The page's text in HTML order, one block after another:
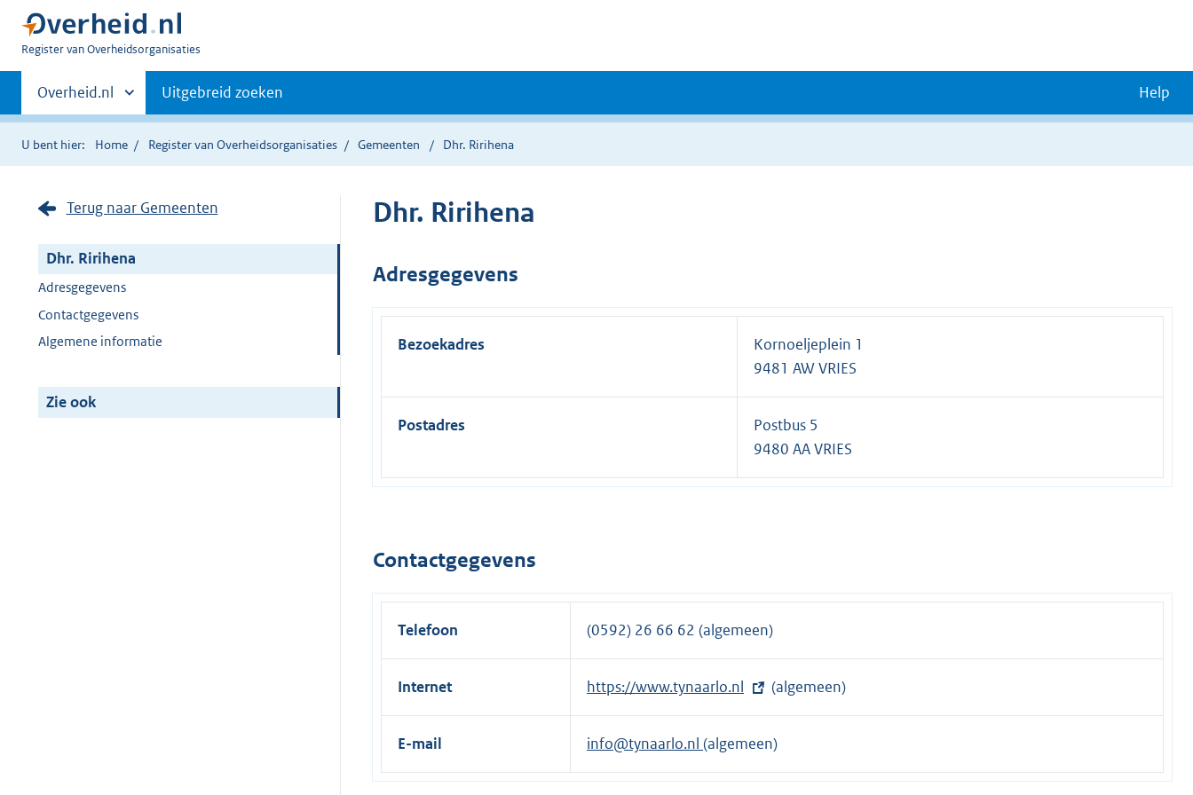
U
Register van Overheidsorganisaties
Primaire
navigatie
Andere
sites
binnen
Overheid.nl Uitgebreid zoeken Help
U bent hier: Home Register van Overheidsorganisaties Gemeenten Dhr. Ririhena
Terug naar Gemeenten
Dhr. Ririhena
Adresgegevens
Contactgegevens
Algemene informatie
Zie ook
Dhr. Ririhena
Adresgegevens
Bezoekadres
Kornoeljeplein 1
9481 AW VRIES
Postadres
Postbus 5
9480 AA VRIES
Contactgegevens
Telefoon (0592) 26 66 62 (algemeen)
Internet
E
x
t
r
https://www.tynaarlo.nl (algemeen)
E-mail info@tynaarlo.nl (algemeen)